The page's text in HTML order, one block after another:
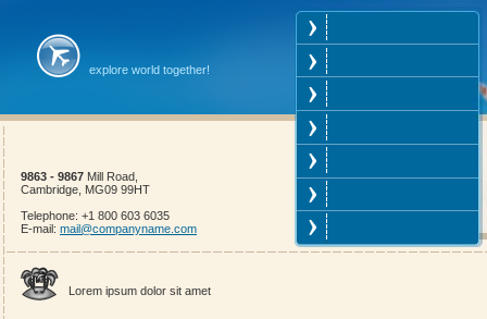
explore world together!
9863 - 9867 Mill Road,
Cambridge, MG09 99HT
Telephone: +1 800 603 6035
E-mail: mail@companyname.com
Lorem ipsum dolor sit amet